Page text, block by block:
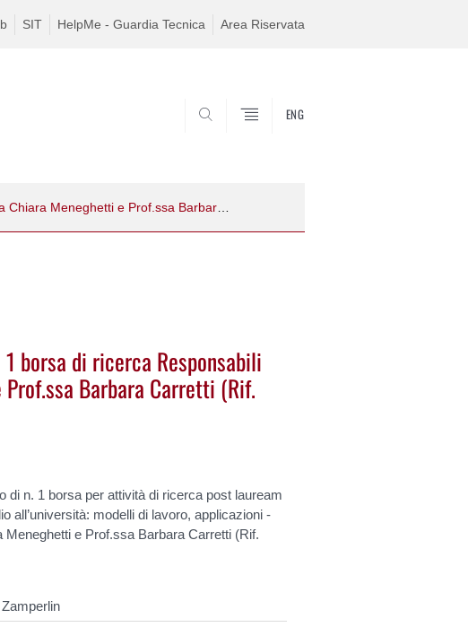
SIT HelpMe - Guardia Tecnica Area Riservata
ENG
Procedura di selezione per n. 1 borsa di ricerca Responsabili Prof.ssa Chiara Meneghetti e Prof.ssa Barbara Carretti (Rif. DPG 2023B10)
borsa di ricerca Responsabili
Barbara Carretti (Rif.
di n. 1 borsa per attività di ricerca post lauream
all’università: modelli di lavoro, applicazioni -
e Prof.ssa Barbara Carretti (Rif.